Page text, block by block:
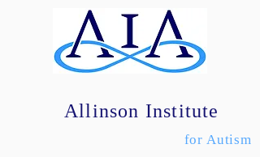
Allinson Institute
for Autism